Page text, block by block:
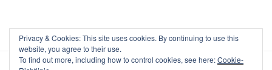
Privacy & Cookies: This site uses cookies. By continuing to use this
website, you agree to their use.
To find out more, including how to control cookies, see here:Cookie-